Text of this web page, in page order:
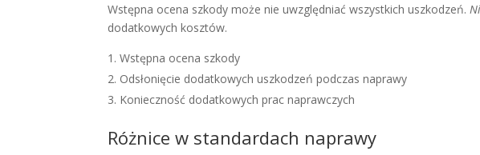
Wstępna ocena szkody może nie uwzględniać wszystkich uszkodzeń.
dodatkowych kosztów.
Wstępna ocena szkody
Odsłonięcie dodatkowych uszkodzeń podczas naprawy
Konieczność dodatkowych prac naprawczych
Różnice w standardach naprawy